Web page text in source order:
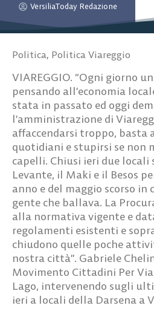
VersiliaToday Redazione
Politica, Politica Viareggio
VIAREGGIO. “Ogni giorno
pensando all’economia
stata in passato ed oggi
l’amministrazione di
affaccendarsi troppo, basta
quotidiani e stupirsi se non
capelli. Chiusi ieri due
Levante, il Maki e il Besos
anno e del maggio scorso
gente che ballava. La
alla normativa vigente e
regolamenti esistenti e
chiudono quelle poche
nostra città”. Gabriele
Movimento Cittadini Per
Lago, intervenendo sugli
ieri a locali della Darsena a